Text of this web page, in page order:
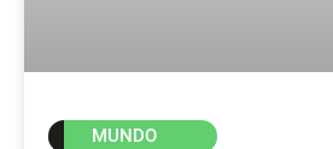
MUNDO